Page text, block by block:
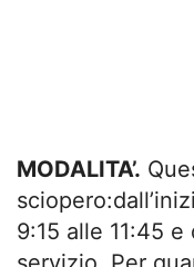
MODALITA’.
9:15 alle 11:45